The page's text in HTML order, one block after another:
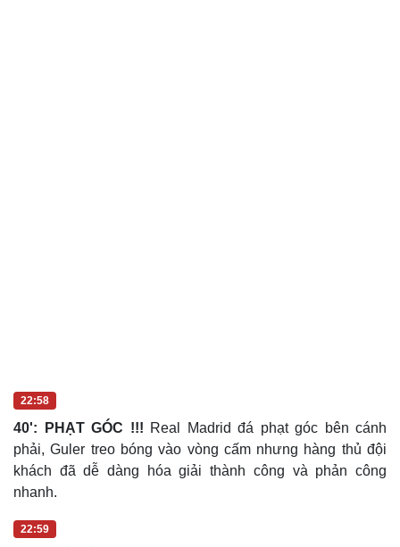
Cải chính
22:58
40': PHẠT GÓC !!! Real Madrid đá phạt góc bên cánh
phải, Guler treo bóng vào vòng cấm nhưng hàng thủ đội
khách đã dễ dàng hóa giải thành công và phản công
nhanh.
22:59